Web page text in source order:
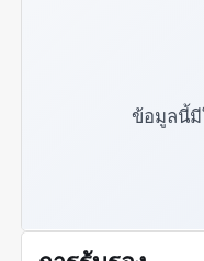
ข้อมูลนี้มี